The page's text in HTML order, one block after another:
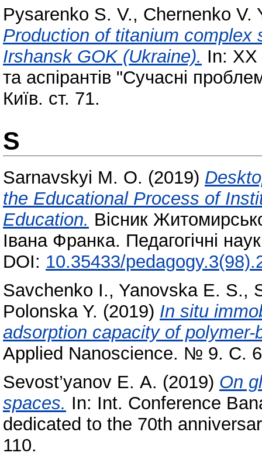
Pysarenko S. V., Chernenko V.
Production of titanium
Irshansk GOK (Ukraine). In: XX
та аспірантів "Сучасні
Київ. ст. 71.
S
Sarnavskyi M. O. (2019)
the Educational Process of
Education. Вісник
Івана Франка. Педагогічні
DOI: 10.35433/
Savchenko I., Yanovska E. S.,
Polonska Y. (2019) In situ
adsorption capacity of
Applied Nanoscience. № 9. С.
Sevost’yanov Е. А. (2019) On
spaces. In: Int. Conference
dedicated to the 70th
110.